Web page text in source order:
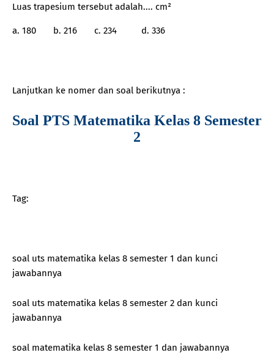
Luas trapesium tersebut adalah.... cm²
a. 180 b. 216 c. 234 d. 336
Lanjutkan ke nomer dan soal berikutnya :
Soal PTS Matematika Kelas 8 Semester
2
Tag:
soal uts matematika kelas 8 semester 1 dan kunci
jawabannya
soal uts matematika kelas 8 semester 2 dan kunci
jawabannya
soal matematika kelas 8 semester 1 dan jawabannya